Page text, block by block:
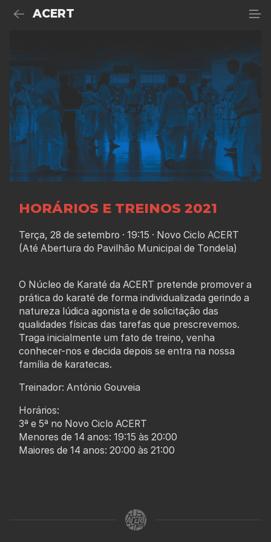
ACERT
HORÁRIOS E TREINOS 2021
Terça, 28 de setembro · 19:15 · Novo Ciclo ACERT
(Até Abertura do Pavilhão Municipal de Tondela)
O Núcleo de Karaté da ACERT pretende promover a
prática do karaté de forma individualizada gerindo a
natureza lúdica agonista e de solicitação das
qualidades físicas das tarefas que prescrevemos.
Traga inicialmente um fato de treino, venha
conhecer-nos e decida depois se entra na nossa
família de karatecas.
Treinador: António Gouveia
Horários:
3ª e 5ª no Novo Ciclo ACERT
Menores de 14 anos: 19:15 às 20:00
Maiores de 14 anos: 20:00 às 21:00